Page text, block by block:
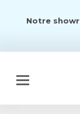
Notre